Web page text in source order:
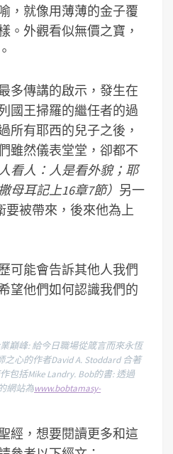
，就像用薄薄的金子覆
。外觀看似無價之寶，
多傳講的啟示，發生在
國王掃羅的繼任者的過
所有耶西的兒子之後，
雖然儀表堂堂，卻都不
看人：人是看外貌；耶
母耳記上16章7節） 另一
被帶來，後來他為上
可能會告訴其他人我們
望他們如何認識我們的
業巔峰: 給今日職場從箴言而來永恆
心的作者David A. Stoddard 合著
包括Mike Landry. Bob的書: 透過
網站為www.bobtamasy-
經，想要閱讀更多和這